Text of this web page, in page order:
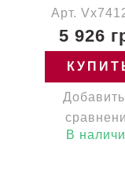
Арт.
5 926
В